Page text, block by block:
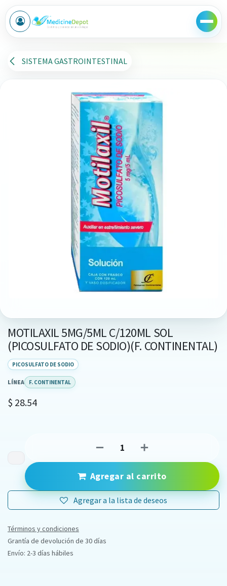
Ir al contenido
SISTEMA GASTROINTESTINAL
MOTILAXIL 5MG/5ML C/120ML SOL
(PICOSULFATO DE SODIO)(F. CONTINENTAL)
PICOSULFATO DE SODIO
LÍNEA F. CONTINENTAL
$ 28.54
Agregar al carrito
Agregar a la lista de deseos
Términos y condiciones
Grantía de devolución de 30 días
Envío: 2-3 días hábiles